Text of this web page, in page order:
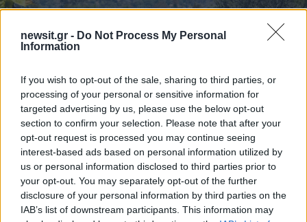
newsit.gr - Do Not Process My Personal
Information
If you wish to opt-out of the sale, sharing to third parties, or
processing of your personal or sensitive information for
targeted advertising by us, please use the below opt-out
section to confirm your selection. Please note that after your
opt-out request is processed you may continue seeing
interest-based ads based on personal information utilized by
us or personal information disclosed to third parties prior to
your opt-out. You may separately opt-out of the further
disclosure of your personal information by third parties on the
IAB’s list of downstream participants. This information may
Τα 550 αυτοκίνητα που έγιναν στάχτη στον υπαίθριο χώρο του
Τελωνείου Πάτρας - ΦΩΤΟ EUROKINISSI